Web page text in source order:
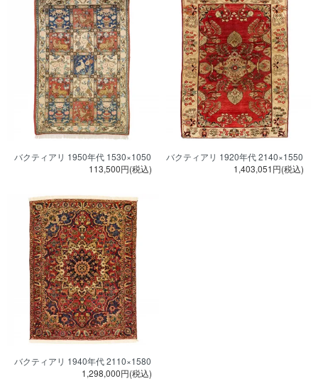
バクティアリ 1950年代 1530×1050
113,500円(税込)
バクティアリ 1920年代 2140×1550
1,403,051円(税込)
バクティアリ 1940年代 2110×1580
1,298,000円(税込)